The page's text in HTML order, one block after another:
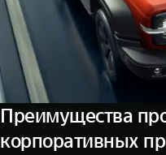
WEY 80
Масштаб возможностей
от 6 449 000 ₽
Преимущества
корпоративных